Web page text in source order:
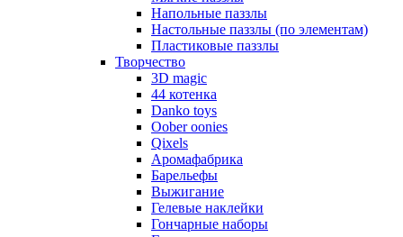
Напольные паззлы
Настольные паззлы (по элементам)
Пластиковые паззлы
Творчество
3D magic
44 котенка
Danko toys
Oober oonies
Qixels
Аромафабрика
Барельефы
Выжигание
Гелевые наклейки
Гончарные наборы